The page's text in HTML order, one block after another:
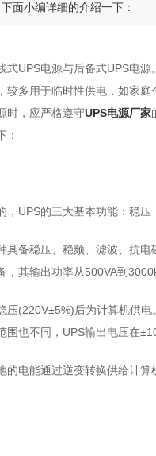
面小编详细的介绍一下：
式UPS电源与后备式UPS电
多用于临时性供电，如家
时，应严格遵守UPS电源厂家
：
UPS的三大基本功能：稳压
备稳压、稳频、滤波、抗
其输出功率从500VA到
压(220V±5%)后为计算机供
围也不同，UPS输出电压在
的电能通过逆变转换供给计